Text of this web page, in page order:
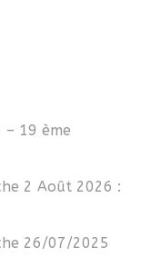
19 ème
2 Août 2026 :
26/07/2025